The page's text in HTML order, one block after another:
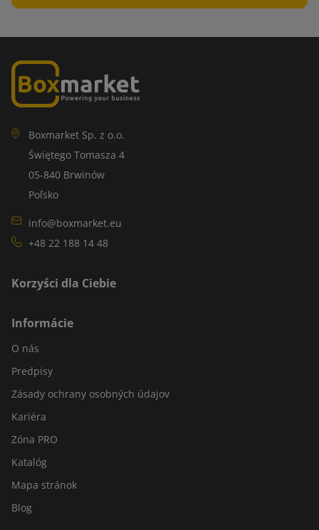
Boxmarket Sp. z o.o.
Świętego Tomasza 4
05-840 Brwinów
Poľsko
info@boxmarket.eu
+48 22 188 14 48
Korzyści dla Ciebie
Informácie
O nás
Predpisy
Zásady ochrany osobných údajov
Kariéra
Zóna PRO
Katalóg
Mapa stránok
Blog